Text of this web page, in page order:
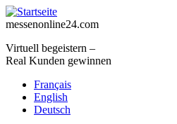
Direkt zum Inhalt
messenonline24.com
Virtuell begeistern –
Real Kunden gewinnen
Français
English
Deutsch